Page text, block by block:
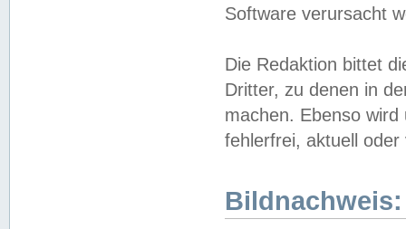
Software verursacht
Die Redaktion bittet
Dritter, zu denen in
machen. Ebenso
fehlerfrei, aktuell oder
Bildnachweis: